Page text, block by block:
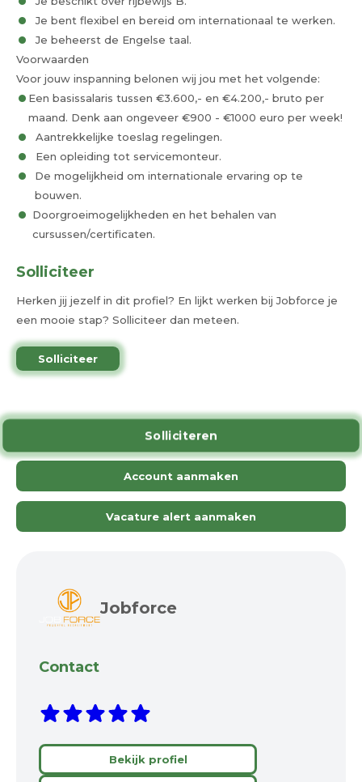
Je bent flexibel en bereid om internationaal te werken.
Je beheerst de Engelse taal.
Voorwaarden
Voor jouw inspanning belonen wij jou met het volgende:
Een basissalaris tussen €3.600,- en €4.200,- bruto per
maand. Denk aan ongeveer €900 - €1000 euro per week!
Aantrekkelijke toeslag regelingen.
Een opleiding tot servicemonteur.
De mogelijkheid om internationale ervaring op te
bouwen.
Doorgroeimogelijkheden en het behalen van
cursussen/certificaten.
Solliciteer
Herken jij jezelf in dit profiel? En lijkt werken bij Jobforce je
een mooie stap? Solliciteer dan meteen.
Solliciteer
Solliciteren
Account aanmaken
Vacature alert aanmaken
Jobforce
Contact
Bekijk profiel